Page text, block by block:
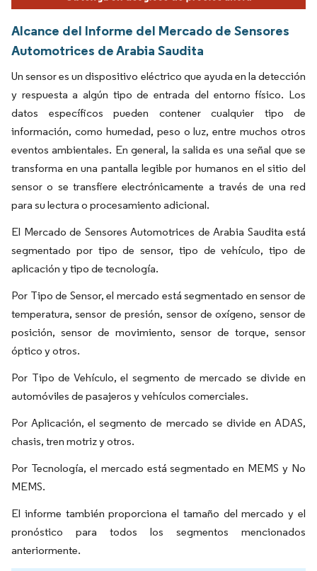
Alcance del Informe del Mercado de Sensores
Automotrices de Arabia Saudita
Un sensor es un dispositivo eléctrico que ayuda en la detección
y respuesta a algún tipo de entrada del entorno físico. Los
datos específicos pueden contener cualquier tipo de
información, como humedad, peso o luz, entre muchos otros
eventos ambientales. En general, la salida es una señal que se
transforma en una pantalla legible por humanos en el sitio del
sensor o se transfiere electrónicamente a través de una red
para su lectura o procesamiento adicional.
El Mercado de Sensores Automotrices de Arabia Saudita está
segmentado por tipo de sensor, tipo de vehículo, tipo de
aplicación y tipo de tecnología.
Por Tipo de Sensor, el mercado está segmentado en sensor de
temperatura, sensor de presión, sensor de oxígeno, sensor de
posición, sensor de movimiento, sensor de torque, sensor
óptico y otros.
Por Tipo de Vehículo, el segmento de mercado se divide en
automóviles de pasajeros y vehículos comerciales.
Por Aplicación, el segmento de mercado se divide en ADAS,
chasis, tren motriz y otros.
Por Tecnología, el mercado está segmentado en MEMS y No
MEMS.
El informe también proporciona el tamaño del mercado y el
pronóstico para todos los segmentos mencionados
anteriormente.